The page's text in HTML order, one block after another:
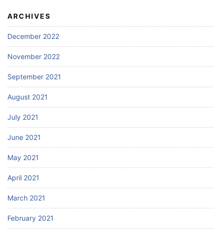
ARCHIVES
December 2022
November 2022
September 2021
August 2021
July 2021
June 2021
May 2021
April 2021
March 2021
February 2021